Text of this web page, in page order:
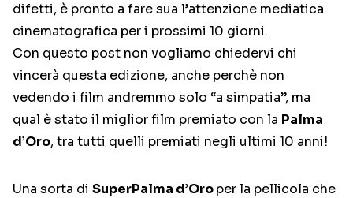
difetti, è pronto a fare sua l’attenzione mediatica
cinematografica per i prossimi 10 giorni.
Con questo post non vogliamo chiedervi chi
vincerà questa edizione, anche perchè non
vedendo i film andremmo solo “a simpatia”, ma
qual è stato il miglior film premiato con la Palma
d’Oro, tra tutti quelli premiati negli ultimi 10 anni!
Una sorta di SuperPalma d’Oroper la pellicola che